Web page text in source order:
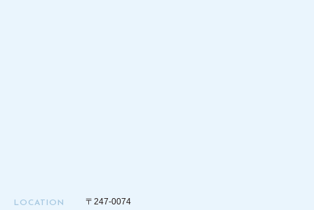
LOCATION
〒247-0074